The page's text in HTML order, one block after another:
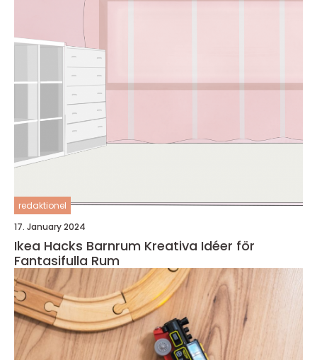
redaktionel
17. January 2024
Ikea Hacks Barnrum Kreativa Idéer för
Fantasifulla Rum